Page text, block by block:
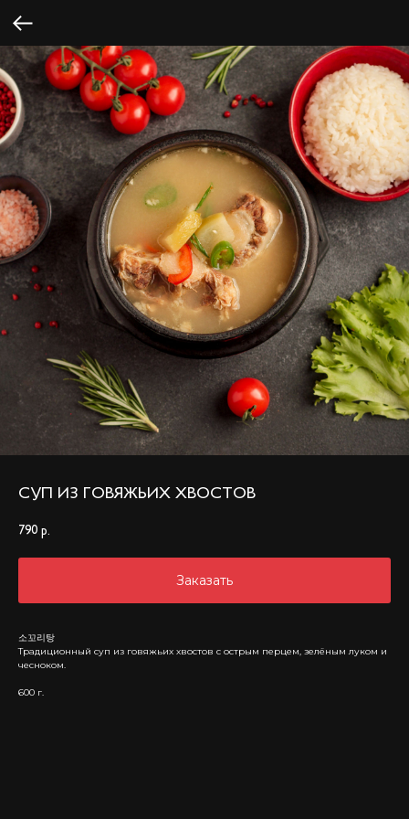
СУП ИЗ ГОВЯЖЬИХ ХВОСТОВ
790 р.
Заказать
소꼬리탕
Традиционный суп из говяжьих хвостов с острым перцем, зелёным луком и
чесноком.
600 г.